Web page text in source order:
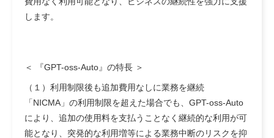
します。
＜ 『GPT-oss-Auto』の特長 ＞
（１）利用制限後も追加費用なしに業務を継続
「NICMA」の利用制限を超えた場合でも、GPT-oss-Auto
により、追加の使用料を支払うことなく継続的な利用が可
能となり、突発的な利用増等による業務中断のリスクを抑